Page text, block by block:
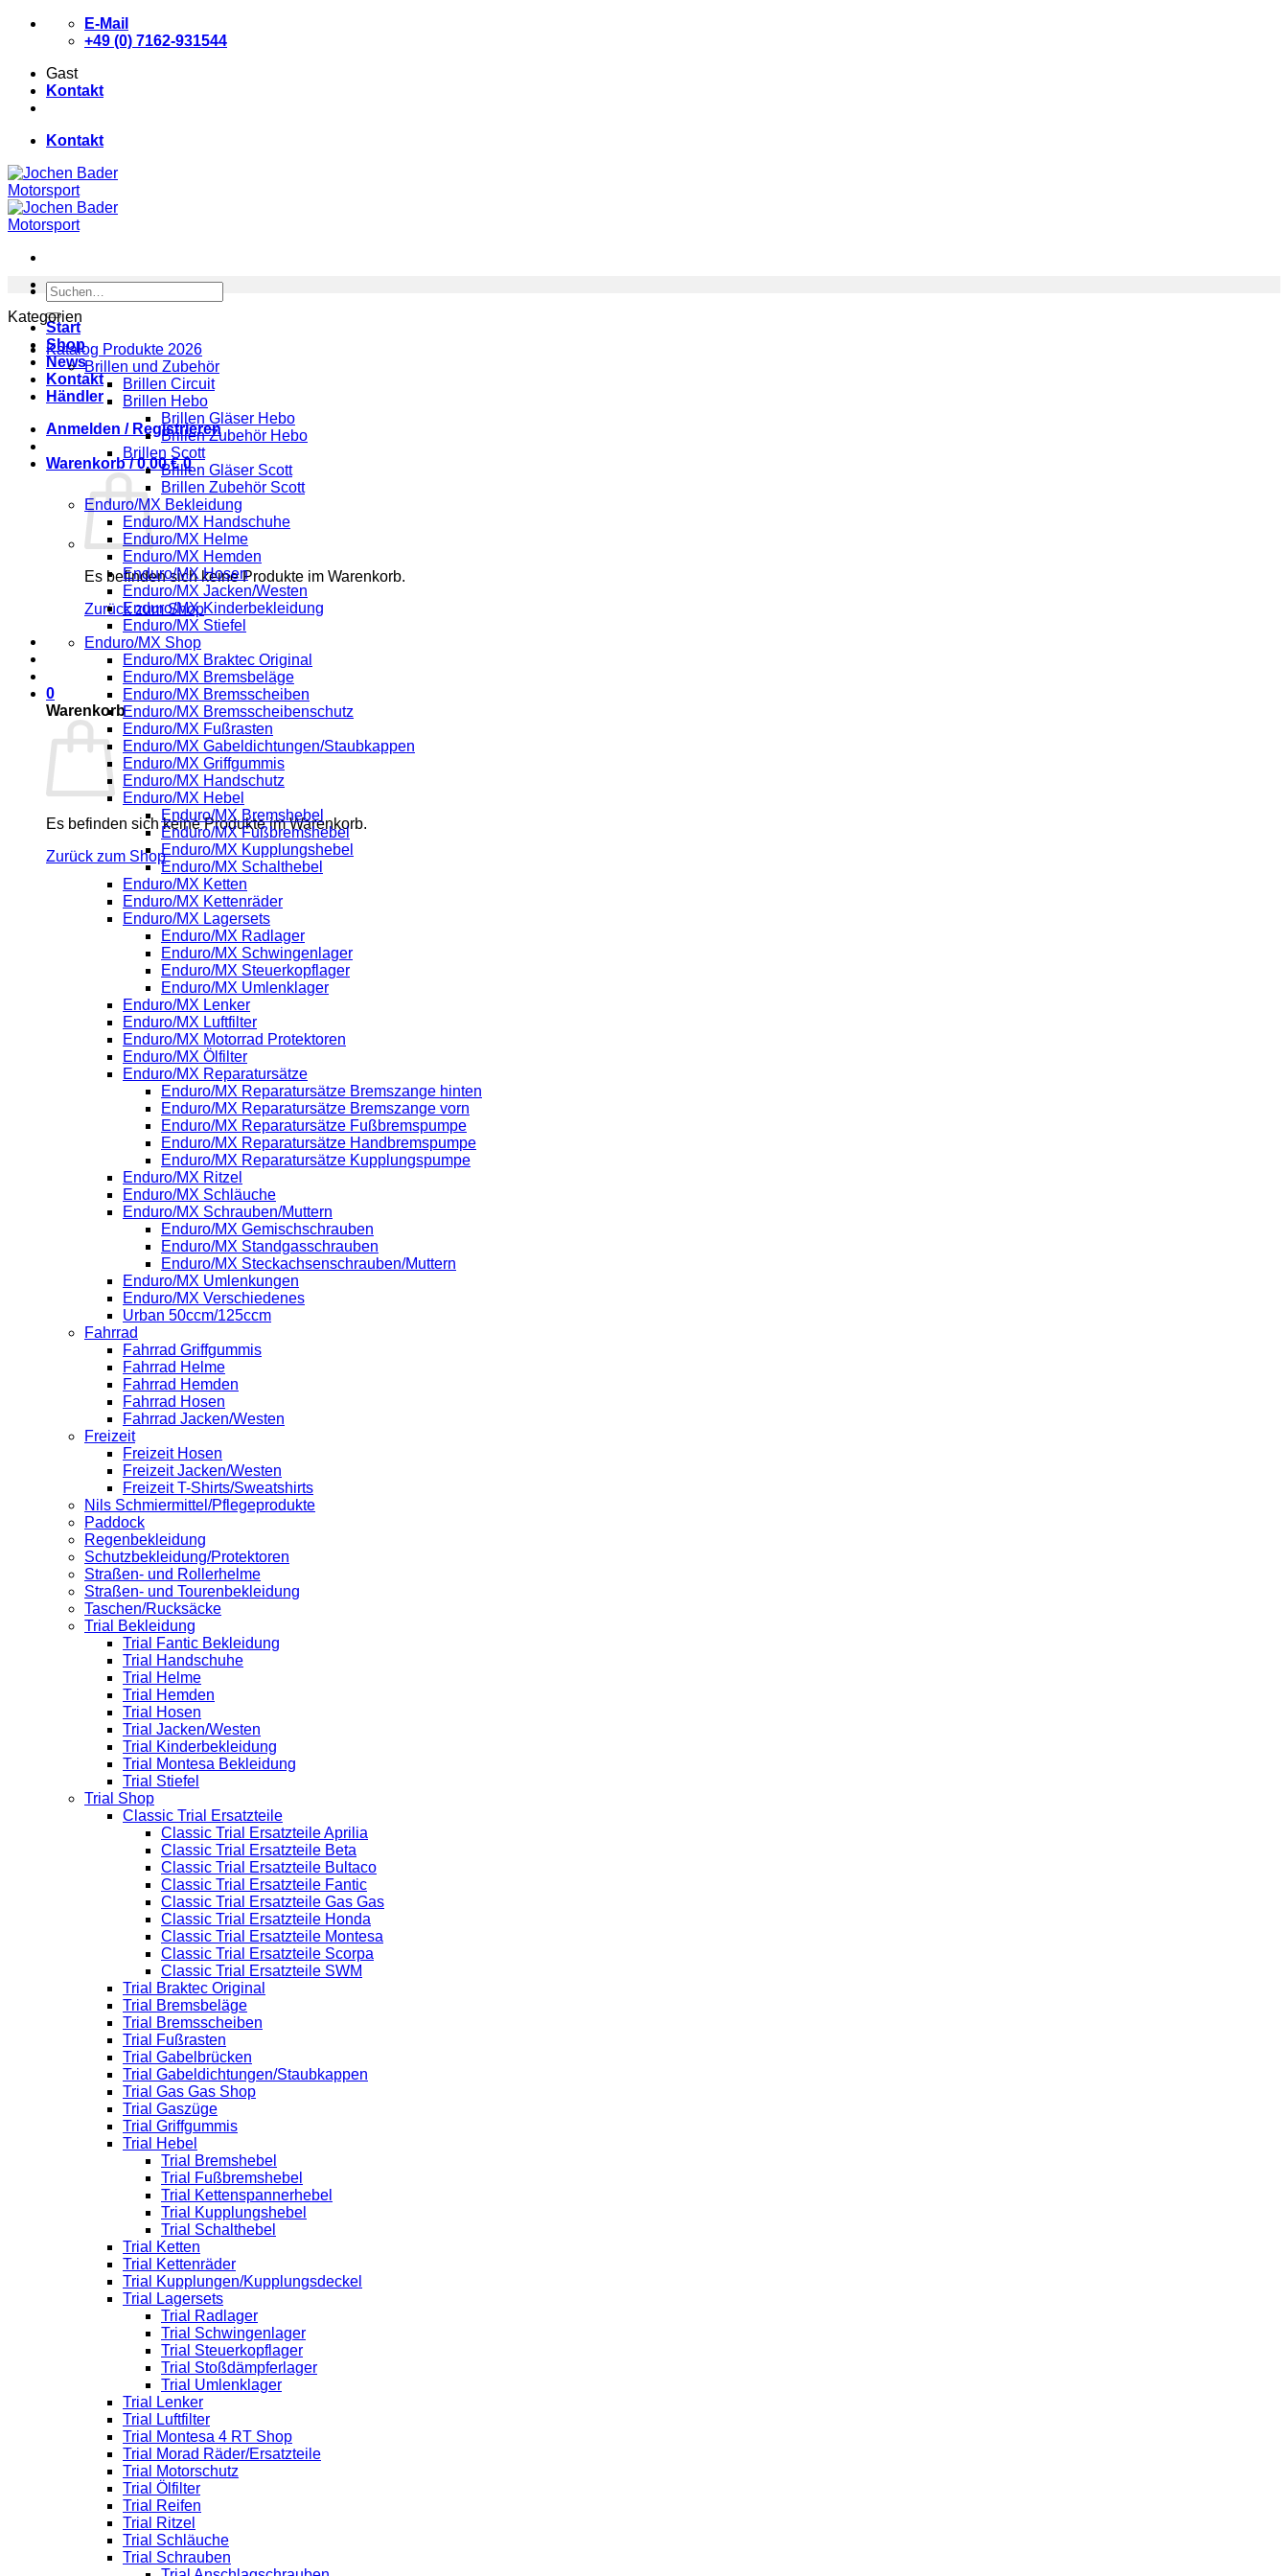
Zum
E-Mail
+49 (0) 7162-931544
Gast
Kontakt
Kontakt
Suchen
nach:
Start
Shop
News
Kontakt
Händler
Anmelden / Registrieren
Warenkorb /0,00€ 0
Es befinden sich keine Produkte im Warenkorb.
Zurück zum Shop
0
Warenkorb
Es befinden sich keine Produkte im Warenkorb.
Zurück zum Shop
Kategorien
Katalog Produkte 2026
Brillen und Zubehör
Brillen Circuit
Brillen Hebo
Brillen Gläser Hebo
Brillen Zubehör Hebo
Brillen Scott
Brillen Gläser Scott
Brillen Zubehör Scott
Enduro/MX Bekleidung
Enduro/MX Handschuhe
Enduro/MX Helme
Enduro/MX Hemden
Enduro/MX Hosen
Enduro/MX Jacken/Westen
Enduro/MX Kinderbekleidung
Enduro/MX Stiefel
Enduro/MX Shop
Enduro/MX Braktec Original
Enduro/MX Bremsbeläge
Enduro/MX Bremsscheiben
Enduro/MX Bremsscheibenschutz
Enduro/MX Fußrasten
Enduro/MX Gabeldichtungen/Staubkappen
Enduro/MX Griffgummis
Enduro/MX Handschutz
Enduro/MX Hebel
Enduro/MX Bremshebel
Enduro/MX Fußbremshebel
Enduro/MX Kupplungshebel
Enduro/MX Schalthebel
Enduro/MX Ketten
Enduro/MX Kettenräder
Enduro/MX Lagersets
Enduro/MX Radlager
Enduro/MX Schwingenlager
Enduro/MX Steuerkopflager
Enduro/MX Umlenklager
Enduro/MX Lenker
Enduro/MX Luftfilter
Enduro/MX Motorrad Protektoren
Enduro/MX Ölfilter
Enduro/MX Reparatursätze
Enduro/MX Reparatursätze Bremszange hinten
Enduro/MX Reparatursätze Bremszange vorn
Enduro/MX Reparatursätze Fußbremspumpe
Enduro/MX Reparatursätze Handbremspumpe
Enduro/MX Reparatursätze Kupplungspumpe
Enduro/MX Ritzel
Enduro/MX Schläuche
Enduro/MX Schrauben/Muttern
Enduro/MX Gemischschrauben
Enduro/MX Standgasschrauben
Enduro/MX Steckachsenschrauben/Muttern
Enduro/MX Umlenkungen
Enduro/MX Verschiedenes
Urban 50ccm/125ccm
Fahrrad
Fahrrad Griffgummis
Fahrrad Helme
Fahrrad Hemden
Fahrrad Hosen
Fahrrad Jacken/Westen
Freizeit
Freizeit Hosen
Freizeit Jacken/Westen
Freizeit T-Shirts/Sweatshirts
Nils Schmiermittel/Pflegeprodukte
Paddock
Regenbekleidung
Schutzbekleidung/Protektoren
Straßen- und Rollerhelme
Straßen- und Tourenbekleidung
Taschen/Rucksäcke
Trial Bekleidung
Trial Fantic Bekleidung
Trial Handschuhe
Trial Helme
Trial Hemden
Trial Hosen
Trial Jacken/Westen
Trial Kinderbekleidung
Trial Montesa Bekleidung
Trial Stiefel
Trial Shop
Classic Trial Ersatzteile
Classic Trial Ersatzteile Aprilia
Classic Trial Ersatzteile Beta
Classic Trial Ersatzteile Bultaco
Classic Trial Ersatzteile Fantic
Classic Trial Ersatzteile Gas Gas
Classic Trial Ersatzteile Honda
Classic Trial Ersatzteile Montesa
Classic Trial Ersatzteile Scorpa
Classic Trial Ersatzteile SWM
Trial Braktec Original
Trial Bremsbeläge
Trial Bremsscheiben
Trial Fußrasten
Trial Gabelbrücken
Trial Gabeldichtungen/Staubkappen
Trial Gas Gas Shop
Trial Gaszüge
Trial Griffgummis
Trial Hebel
Trial Bremshebel
Trial Fußbremshebel
Trial Kettenspannerhebel
Trial Kupplungshebel
Trial Schalthebel
Trial Ketten
Trial Kettenräder
Trial Kupplungen/Kupplungsdeckel
Trial Lagersets
Trial Radlager
Trial Schwingenlager
Trial Steuerkopflager
Trial Stoßdämpferlager
Trial Umlenklager
Trial Lenker
Trial Luftfilter
Trial Montesa 4 RT Shop
Trial Morad Räder/Ersatzteile
Trial Motorschutz
Trial Ölfilter
Trial Reifen
Trial Ritzel
Trial Schläuche
Trial Schrauben